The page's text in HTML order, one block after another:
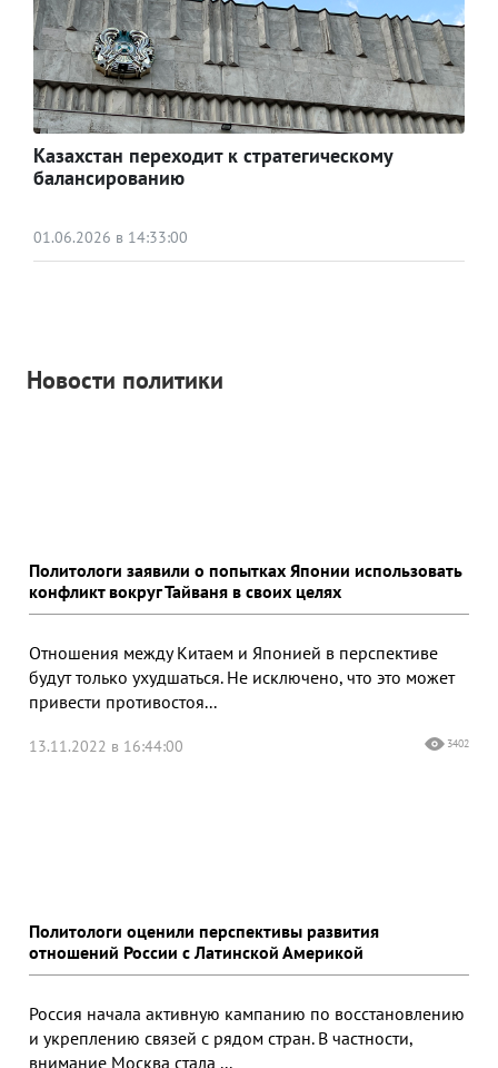
Казахстан переходит к стратегическому
балансированию
01.06.2026 в 14:33:00
Новости политики
Политологи заявили о попытках Японии использовать
конфликт вокруг Тайваня в своих целях
Отношения между Китаем и Японией в перспективе
будут только ухудшаться. Не исключено, что это может
привести противостоя...
13.11.2022 в 16:44:00 3402
Политологи оценили перспективы развития
отношений России с Латинской Америкой
Россия начала активную кампанию по восстановлению
и укреплению связей с рядом стран. В частности,
внимание Москва стала ...